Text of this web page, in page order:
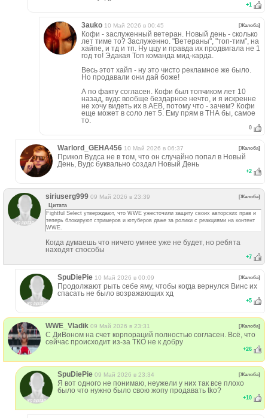
+1
3auko 10 Май 2026 в 00:45 [Жалоба]
Кофи - заслуженный ветеран. Новый день - сколько
лет тиме то? Заслуженно. "Ветераны", "топ-тим", на
хайпе, и тд и тп. Ну ццу и правда их продвигала не 1
год то! Эдакая Топ команда мид-карда.
Весь этот хайп - ну это чисто рекламное же было.
Но продавали они дай боже!
А по факту согласен. Кофи был топчиком лет 10
назад, вудс вообще бездарное нечто, и я искренне
не хочу видеть их в АЕВ, потому что - зачем? Кофи
еще может в соло лет 5. Ему прям в ТНА бы, самое
то.
0
Warlord_GEHA456 10 Май 2026 в 06:37 [Жалоба]
Прикол Вудса не в том, что он случайно попал в Новый
День, Вудс буквально создал Новый День
+2
siriuserg999 09 Май 2026 в 23:39 [Жалоба]
Цитата
Fightful Select утверждают, что WWE ужесточили защиту своих авторских прав и
теперь блокируют стримеров и ютуберов даже за ролики с реакциями на контент
WWE.
Когда думаешь что ничего умнее уже не будет, но ребята
находят способы
+7
SpuDiePie 10 Май 2026 в 00:09 [Жалоба]
Продолжают рыть себе яму, чтобы когда вернулся Винс их
спасать не было возражающих хд
+5
WWE_Vladik 09 Май 2026 в 23:31 [Жалоба]
С ДиВоном на счет корпораций полностью согласен. Всё, что
сейчас происходит из-за ТКО не к добру
+26
SpuDiePie 09 Май 2026 в 23:34 [Жалоба]
Я вот одного не понимаю, неужели у них так все плохо
было что нужно было свою жопу продавать tko?
+10